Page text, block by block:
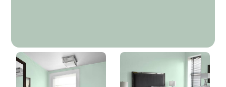
Murmure De Pin
DLX1134-4